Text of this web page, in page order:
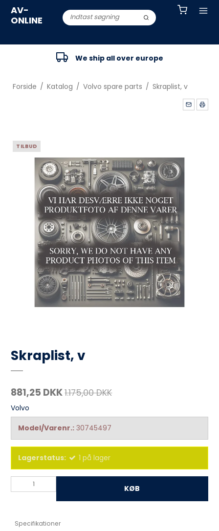
AV-
ONLINE
We ship all over europe
Forside / Katalog / Volvo spare parts / Skraplist, v
TILBUD
Skraplist, v
881,25 DKK1.175,00 DKK
Volvo
Model/Varenr.: 30745497
Lagerstatus: 1 på lager
KØB
Specifikationer